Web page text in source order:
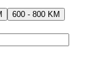
600 - 800 KM